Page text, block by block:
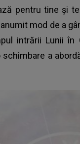
pentru tine și
mod de a
intrării Lunii în
a